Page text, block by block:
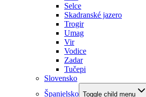
Selce
Skadranské jazero
Trogir
Umag
Vir
Vodice
Zadar
Tučepi
Slovensko
Španielsko Toggle child menu